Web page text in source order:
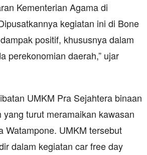
Kementerian Agama di
kegiatan ini di Bone
positif, khususnya dalam
perekonomian daerah,” ujar
UMKM Pra Sejahtera binaan
yang turut meramaikan kawasan
Watampone. UMKM tersebut
dalam kegiatan car free day